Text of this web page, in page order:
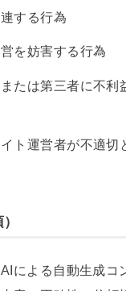
する行為
を妨害する行為
たは第三者に不利
ト運営者が不適切
による自動生成コ